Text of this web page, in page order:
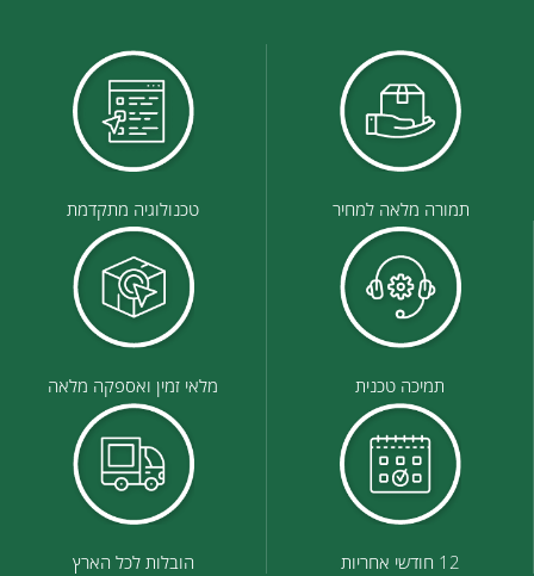
תמורה מלאה למחיר טכנולוגיה מתקדמת
תמיכה טכנית מלאי זמין ואספקה מלאה
12 חודשי אחריות הובלות לכל הארץ